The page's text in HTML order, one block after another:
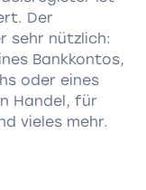
Der
sehr nützlich:
Bankkontos,
oder eines
Handel, für
vieles mehr.